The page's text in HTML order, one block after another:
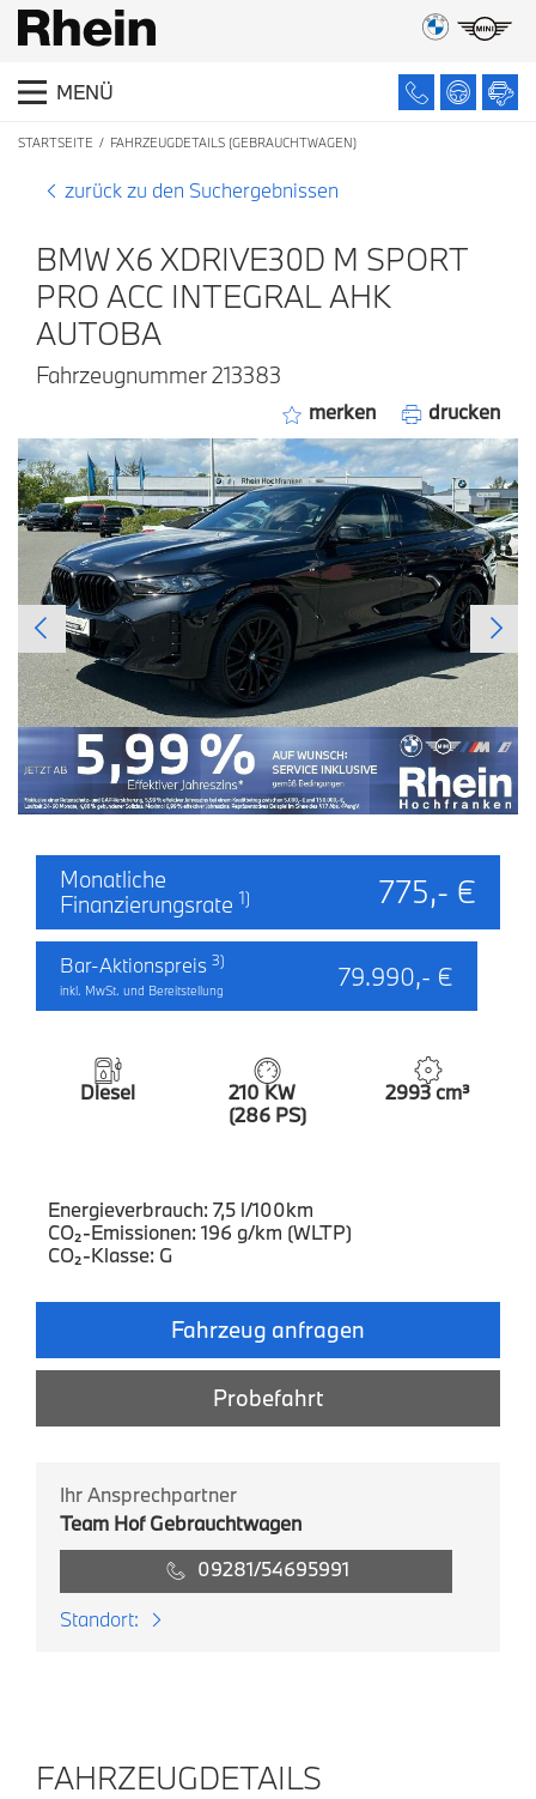
MENÜ
STARTSEITE FAHRZEUGDETAILS (GEBRAUCHTWAGEN)
zurück zu den Suchergebnissen
BMW X6 XDRIVE30D M SPORT
PRO ACC INTEGRAL AHK
AUTOBA
Fahrzeugnummer 213383
merken drucken
Monatliche
Finanzierungsrate 1) 775,- €
Bar-Aktionspreis 3)
inkl. MwSt. und Bereitstellung 79.990,- €
Diesel
210 KW
(286 PS)
2993 cm³
Energieverbrauch: 7,5 l/100km
CO₂-Emissionen: 196 g/km (WLTP)
CO₂-Klasse: G
Fahrzeug anfragen
Probefahrt
Ihr Ansprechpartner
Team Hof Gebrauchtwagen
09281/54695991
Standort:
FAHRZEUGDETAILS